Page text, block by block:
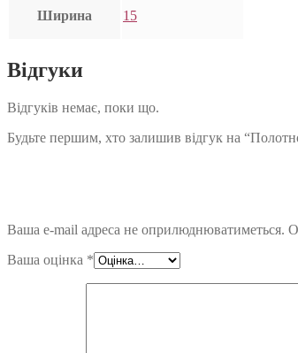
Ширина 15
Відгуки
Відгуків немає, поки що.
Будьте першим, хто залишив відгук на
Ваша e-mail адреса не оприлюднюватиметься.
Ваша оцінка *